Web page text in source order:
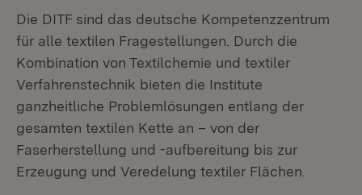
Die DITF sind das deutsche Kompetenzzentrum
für alle textilen Fragestellungen. Durch die
Kombination von Textilchemie und textiler
Verfahrenstechnik bieten die Institute
ganzheitliche Problemlösungen entlang der
gesamten textilen Kette an – von der
Faserherstellung und -aufbereitung bis zur
Erzeugung und Veredelung textiler Flächen.